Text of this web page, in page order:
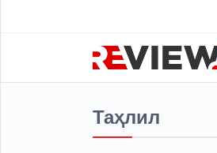
Таҳлил